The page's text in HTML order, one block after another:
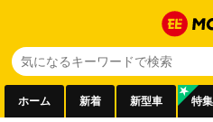
ホーム 新着 新型車 特集